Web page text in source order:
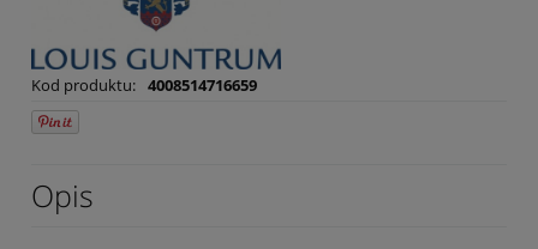
Kod produktu: 4008514716659
Opis